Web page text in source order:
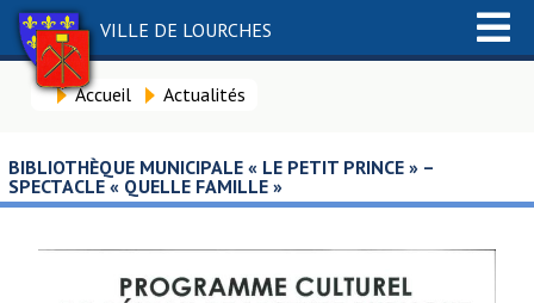
VILLE DE LOURCHES
Accueil Actualités
BIBLIOTHÈQUE MUNICIPALE « LE PETIT PRINCE » –
SPECTACLE « QUELLE FAMILLE »